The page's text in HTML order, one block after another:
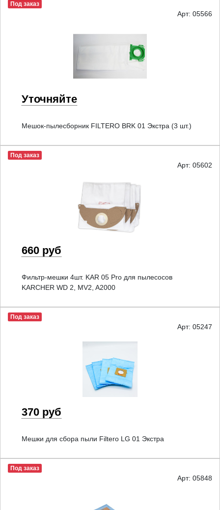
Под заказ
Арт: 05566
Уточняйте
Мешок-пылесборник FILTERO BRK 01 Экстра (3 шт.)
Под заказ
Арт: 05602
660 руб
Фильтр-мешки 4шт. KAR 05 Pro для пылесосов
KARCHER WD 2, MV2, A2000
Под заказ
Арт: 05247
370 руб
Мешки для сбора пыли Filtero LG 01 Экстра
Под заказ
Арт: 05848